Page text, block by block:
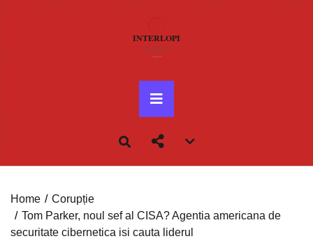
Primary
Menu
menu
Home
Corupție
Tom Parker, noul sef al CISA? Agentia americana de
securitate cibernetica isi cauta liderul